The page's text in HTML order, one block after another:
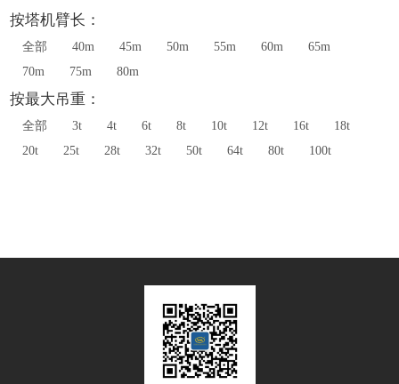
按塔机臂长：
全部 40m 45m 50m 55m 60m
65m
70m
75m 80m
按最大吊重：
全部 3t 4t 6t 8t 10t 12t 16t
18t
20t
25t 28t 32t 50t 64t 80t 100t